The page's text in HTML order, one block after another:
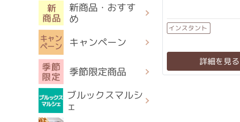
新商品・おすす
め
キャンペーン
季節限定商品
ブルックスマルシ
ェ
インスタント
詳細を見る